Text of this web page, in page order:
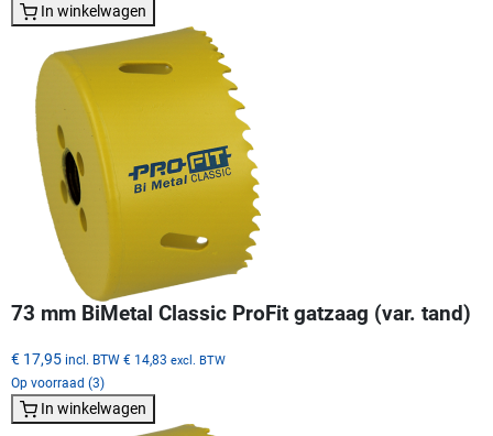
In winkelwagen
73 mm BiMetal Classic ProFit gatzaag (var. tand)
€ 17,95 incl. BTW € 14,83 excl. BTW
Op voorraad (3)
In winkelwagen